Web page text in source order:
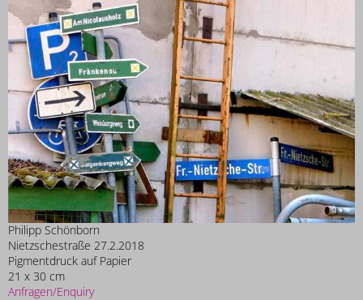
Philipp Schönborn
Nietzschestraße 27.2.2018
Pigmentdruck auf Papier
21 x 30 cm
Anfragen/Enquiry